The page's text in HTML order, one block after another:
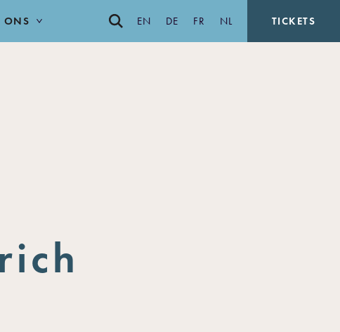
ONS EN DE FR NL TICKETS